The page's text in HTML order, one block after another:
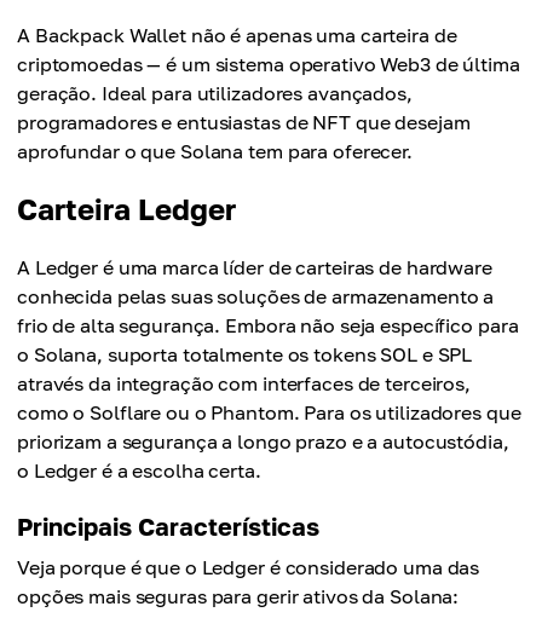
A Backpack Wallet não é apenas uma carteira de
criptomoedas — é um sistema operativo Web3 de última
geração. Ideal para utilizadores avançados,
programadores e entusiastas de NFT que desejam
aprofundar o que Solana tem para oferecer.
Carteira Ledger
A Ledger é uma marca líder de carteiras de hardware
conhecida pelas suas soluções de armazenamento a
frio de alta segurança. Embora não seja específico para
o Solana, suporta totalmente os tokens SOL e SPL
através da integração com interfaces de terceiros,
como o Solflare ou o Phantom. Para os utilizadores que
priorizam a segurança a longo prazo e a autocustódia,
o Ledger é a escolha certa.
Principais Características
Veja porque é que o Ledger é considerado uma das
opções mais seguras para gerir ativos da Solana: